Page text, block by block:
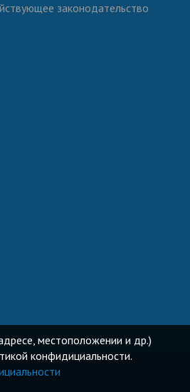
законодательство
местоположении и др.)
конфидициальности.